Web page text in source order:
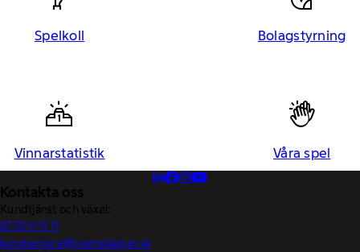
Spelkoll Bolagstyrning
Vinnarstatistik Våra spel
Kontakta oss
Kundtjänst och växel:
0770-11 11 11
kundservice@svenskaspel.se